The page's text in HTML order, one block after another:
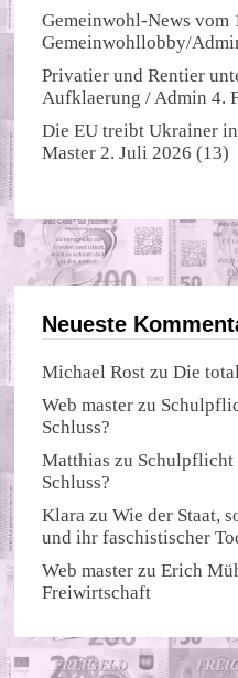
Gemeinwohl-News vom
Gemeinwohllobby/
Privatier und Rentier
Aufklaerung / Admin 4.
Die EU treibt Ukrainer
Master 2. Juli 2026 (13)
Neueste
Michael Rost zuDie
Web master zu
Schluss?
Matthias zu Schulpflicht
Schluss?
Klara zuWie der Staat,
und ihr faschistischer
Web master zuErich
Freiwirtschaft